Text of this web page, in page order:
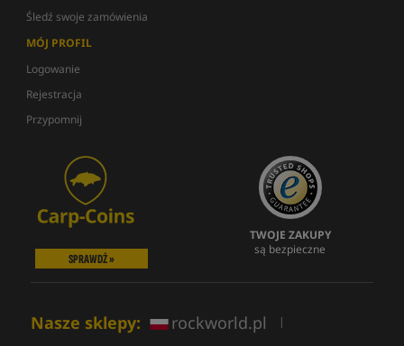
Śledź swoje zamówienia
MÓJ PROFIL
Logowanie
Rejestracja
Przypomnij
SPRAWDŹ »
TWOJE ZAKUPY
są bezpieczne
Nasze sklepy: rockworld.pl |